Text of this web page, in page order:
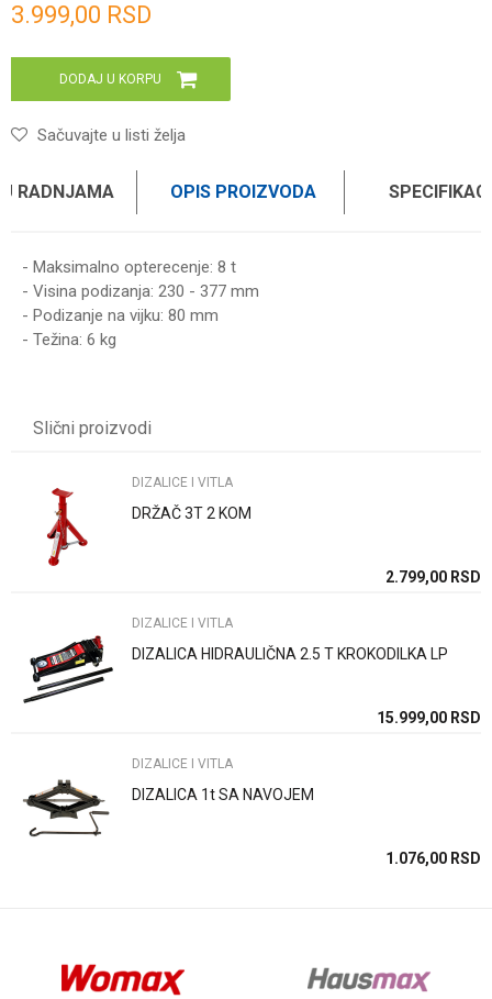
3.999,00 RSD
DODAJ U KORPU
Sačuvajte u listi želja
RADNJAMA OPIS PROIZVODA
- Maksimalno opterecenje: 8 t
- Visina podizanja: 230 - 377 mm
- Podizanje na vijku: 80 mm
- Težina: 6 kg
Težina specifikacija
Brend
Poruka
Anti-spam zaštita - izračunajte koliko je 2 + 3 :
POŠALJI
Slični proizvodi
DIZALICE I VITLA
DRŽAČ 3T 2 KOM
2.799,00 RSD
DIZALICE I VITLA
DIZALICA HIDRAULIČNA 2.5 T KROKODILKA LP
15.999,00 RSD
DIZALICE I VITLA
DIZALICA 1t SA NAVOJEM
1.076,00 RSD